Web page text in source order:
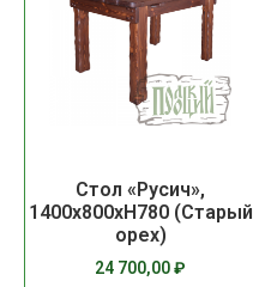
Стол «Русич»,
1400х800хH780 (Старый
орех)
24 700,00₽